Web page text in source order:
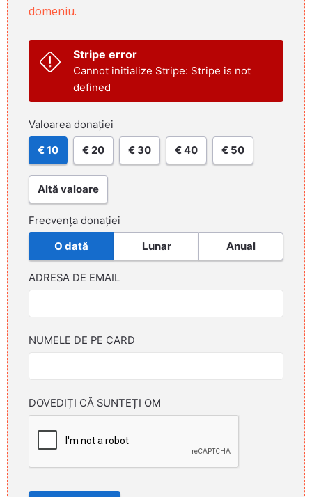
domeniu.
Stripe error
Cannot initialize Stripe: Stripe is not
defined
Valoarea donației
€ 10 € 20 € 30 € 40 € 50
Altă valoare
Frecvența donației
O dată Lunar Anual
ADRESA DE EMAIL
NUMELE DE PE CARD
DOVEDIȚI CĂ SUNTEȚI OM